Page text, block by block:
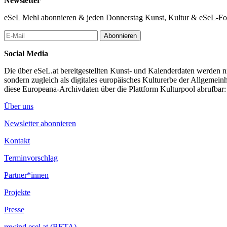
eSeL Mehl abonnieren & jeden Donnerstag Kunst, Kultur & eSeL-
Abonnieren
Social Media
Die über eSeL.at bereitgestellten Kunst- und Kalenderdaten werden
sondern zugleich als digitales europäisches Kulturerbe der
diese Europeana-Archivdaten über die Plattform Kulturpool
Über uns
Newsletter abonnieren
Kontakt
Terminvorschlag
Partner*innen
Projekte
Presse